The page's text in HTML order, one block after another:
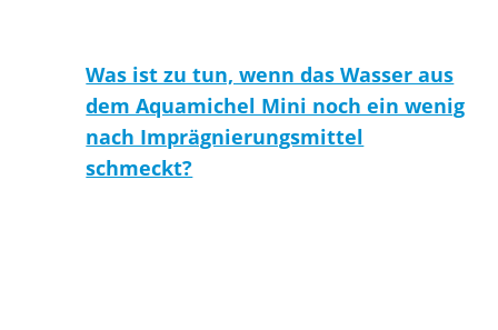
Was ist zu tun, wenn das Wasser aus
dem Aquamichel Mini noch ein wenig
nach Imprägnierungsmittel
schmeckt?